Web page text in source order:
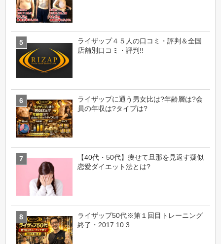
ライザップ４５人の口コミ・評判＆全国
店舗別口コミ・評判!!
ライザップに通う男女比は?年齢層は?会
員の年収は?タイプは?
【40代・50代】痩せて旦那を見返す疑似
恋愛ダイエット法とは?
ライザップ50代※第１回目トレーニング
終了・2017.10.3